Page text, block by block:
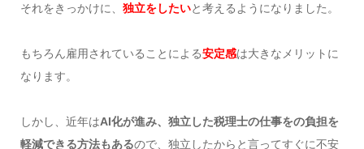
それをきっかけに、 独立をしたいと考えるようになりました。
もちろん雇用されていることによる安定感は大きなメリットに
なります。
しかし、近年はAI化が進み、独立した税理士の仕事をの負担を
軽減できる方法もあるので、独立したからと言ってすぐに不安